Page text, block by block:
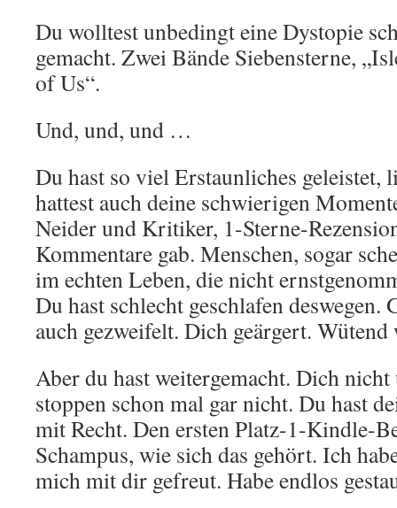
Du wolltest unbedingt eine Dystopie
gemacht. Zwei Bände Siebensterne,
of Us“.
Und, und, und …
Du hast so viel Erstaunliches geleistet,
hattest auch deine schwierigen
Neider und Kritiker, 1-Sterne-
Kommentare gab. Menschen, sogar
im echten Leben, die nicht
Du hast schlecht geschlafen
auch gezweifelt. Dich geärgert. Wütend
Aber du hast weitergemacht. Dich
stoppen schon mal gar nicht. Du hast
mit Recht. Den ersten Platz-1-Kindle-
Schampus, wie sich das gehört. Ich
mich mit dir gefreut. Habe endlos